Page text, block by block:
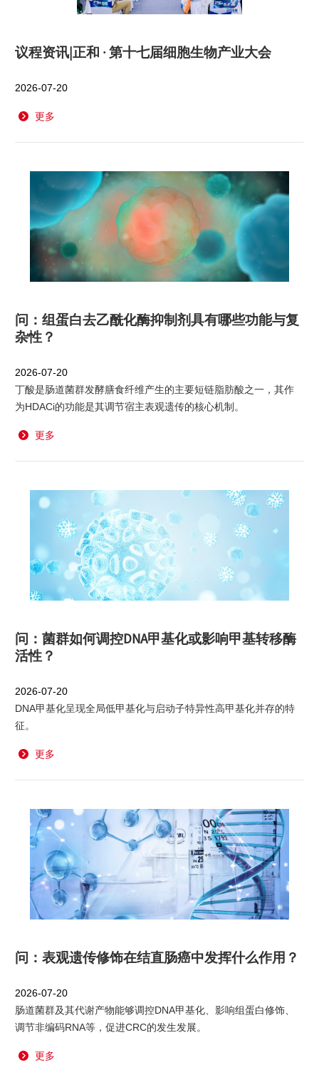
议程资讯|正和 · 第十七届细胞生物产业大会
2026-07-20
更多
问：组蛋白去乙酰化酶抑制剂具有哪些功能与复
杂性？
2026-07-20
丁酸是肠道菌群发酵膳食纤维产生的主要短链脂肪酸之一，其作
为HDACi的功能是其调节宿主表观遗传的核心机制。
更多
问：菌群如何调控DNA甲基化或影响甲基转移酶
活性？
2026-07-20
DNA甲基化呈现全局低甲基化与启动子特异性高甲基化并存的特
征。
更多
问：表观遗传修饰在结直肠癌中发挥什么作用？
2026-07-20
肠道菌群及其代谢产物能够调控DNA甲基化、影响组蛋白修饰、
调节非编码RNA等，促进CRC的发生发展。
更多